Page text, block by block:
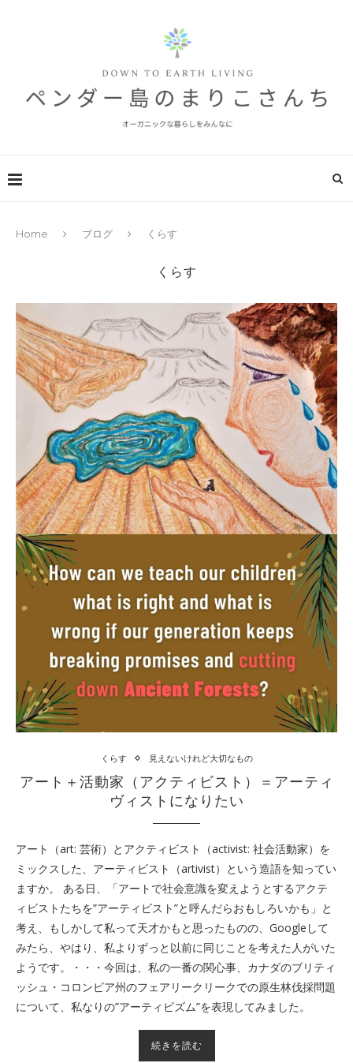
Home ブログ くらす
くらす
くらす 見えないけれど大切なもの
アート＋活動家（アクティビスト）＝アーティ
ヴィストになりたい
アート（art: 芸術）とアクティビスト（activist: 社会活動家）を
ミックスした、アーティビスト（artivist）という造語を知ってい
ますか。 ある日、「アートで社会意識を変えようとするアクテ
ィビストたちを”アーティビスト”と呼んだらおもしろいかも」と
考え、もしかして私って天才かもと思ったものの、Googleして
みたら、やはり、私よりずっと以前に同じことを考えた人がいた
ようです。・・・今回は、私の一番の関心事、カナダのブリティ
ッシュ・コロンビア州のフェアリークリークでの原生林伐採問題
について、私なりの”アーティビズム”を表現してみました。
続きを読む